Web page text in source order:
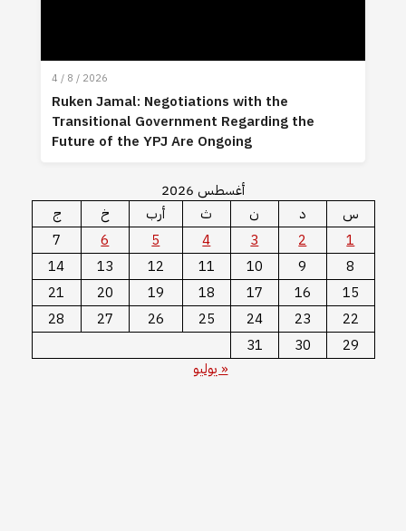
4 / 8 / 2026
Ruken Jamal: Negotiations with the
Transitional Government Regarding the
Future of the YPJ Are Ongoing
أغسطس 2026
س
د ن ث أرب خ
ج
1
2
3
4
5
6
7
8
9
10
11
12
13
14
15
16
17
18
19
20
21
22
23
24
25
26
27
28
29
30
31
« يوليو